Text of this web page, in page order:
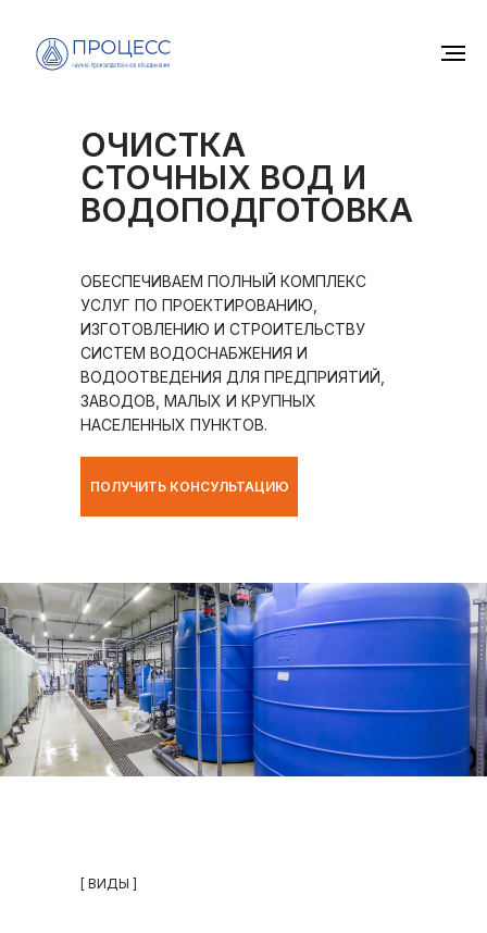
ОЧИСТКА
СТОЧНЫХ ВОД И
ВОДОПОДГОТОВКА
ОБЕСПЕЧИВАЕМ ПОЛНЫЙ КОМПЛЕКС
УСЛУГ ПО ПРОЕКТИРОВАНИЮ,
ИЗГОТОВЛЕНИЮ И СТРОИТЕЛЬСТВУ
СИСТЕМ ВОДОСНАБЖЕНИЯ И
ВОДООТВЕДЕНИЯ ДЛЯ ПРЕДПРИЯТИЙ,
ЗАВОДОВ, МАЛЫХ И КРУПНЫХ
НАСЕЛЕННЫХ ПУНКТОВ.
ПОЛУЧИТЬ КОНСУЛЬТАЦИЮ
[ ВИДЫ ]